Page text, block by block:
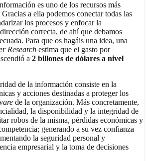
es uno de los recursos más
a ella podemos conectar todas las
los procesos y enfocar la
correcta, de ahí que debamos
Para que os hagáis una idea, una
Research estima que el gasto por
a 2 billones de dólares a nivel
de la información consiste en la
y acciones destinadas a proteger los
de la organización. Más concretamente,
la disponibilidad y la integridad de
robos de la misma, pérdidas económicas y
generando a su vez confianza
la seguridad personal y
empresarial y la toma de decisiones